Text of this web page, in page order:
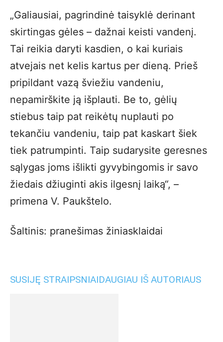
„Galiausiai, pagrindinė taisyklė derinant
skirtingas gėles – dažnai keisti vandenį.
Tai reikia daryti kasdien, o kai kuriais
atvejais net kelis kartus per dieną. Prieš
pripildant vazą šviežiu vandeniu,
nepamirškite ją išplauti. Be to, gėlių
stiebus taip pat reikėtų nuplauti po
tekančiu vandeniu, taip pat kaskart šiek
tiek patrumpinti. Taip sudarysite geresnes
sąlygas joms išlikti gyvybingomis ir savo
žiedais džiuginti akis ilgesnį laiką“, –
primena V. Paukštelo.
Šaltinis: pranešimas žiniasklaidai
SUSIJĘ STRAIPSNIAIDAUGIAU IŠ AUTORIAUS